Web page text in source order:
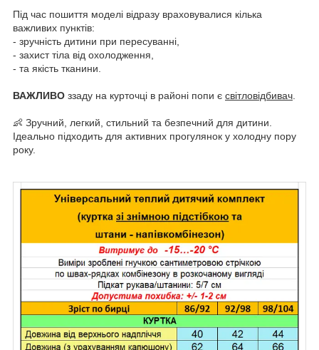
Під час пошиття моделі відразу враховувалися кілька
важливих пунктів:
- зручність дитини при пересуванні,
- захист тіла від охолодження,
- та якість тканини.
ВАЖЛИВО ззаду на курточці в районі попи є світловідбивач
👶 Зручний, легкий, стильний та безпечний для дитини.
Ідеально підходить для активних прогулянок у холодну пору
року.